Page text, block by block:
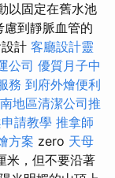
以固定在舊水池
到靜脈血管的
計 客廳設計靈
公司 優質月子中
務 到府外燴便利
地區清潔公司推
請教學 推拿師
方案 zero 天母
米，但不要沿著